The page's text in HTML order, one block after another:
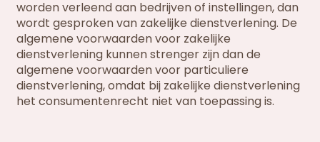
worden verleend aan bedrijven of instellingen, dan
wordt gesproken van zakelijke dienstverlening. De
algemene voorwaarden voor zakelijke
dienstverlening kunnen strenger zijn dan de
algemene voorwaarden voor particuliere
dienstverlening, omdat bij zakelijke dienstverlening
het consumentenrecht niet van toepassing is.